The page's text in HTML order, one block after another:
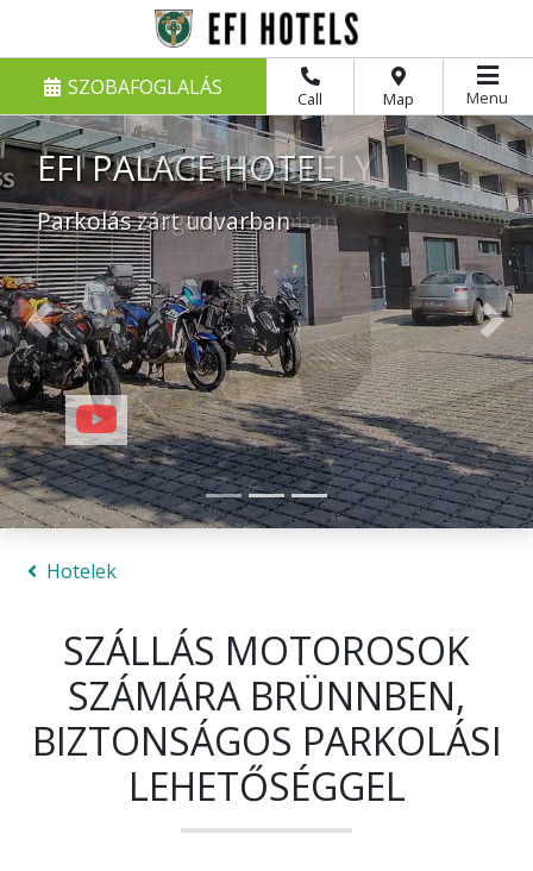
Call Map
SZOBAFOGLALÁS Menu
EFI RAČICE-I KASTÉLY
Parkolás magánparkolóban
Previous Next
Hotelek
SZÁLLÁS MOTOROSOK
SZÁMÁRA BRÜNNBEN,
BIZTONSÁGOS PARKOLÁSI
LEHETŐSÉGGEL